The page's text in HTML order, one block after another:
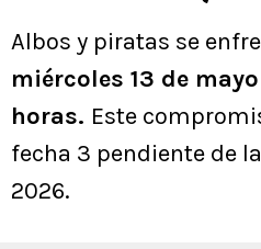
Albos y piratas se
miércoles 13 de
horas. Este
fecha 3 pendiente de
2026.